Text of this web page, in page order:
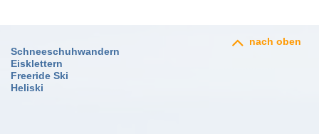
nach oben
Schneeschuhwandern
Eisklettern
Freeride Ski
Heliski